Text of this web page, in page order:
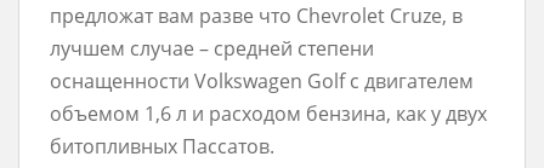
предложат вам разве что Chevrolet Cruze, в
лучшем случае – средней степени
оснащенности Volkswagen Golf с двигателем
объемом 1,6 л и расходом бензина, как у двух
битопливных Пассатов.